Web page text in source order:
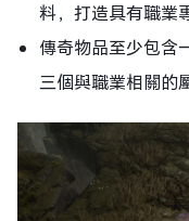
料，打造具有職業
傳奇物品至少包含
三個與職業相關的